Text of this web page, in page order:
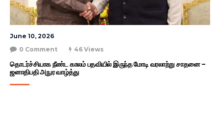
June 10, 2026
0 Comment
46 Views
தொடர்ச்சியாக நீண்ட காலம் பதவியில் இருந்த மோடி வரலாற்று சாதனை –
ஜனாதிபதி அநுர வாழ்த்து